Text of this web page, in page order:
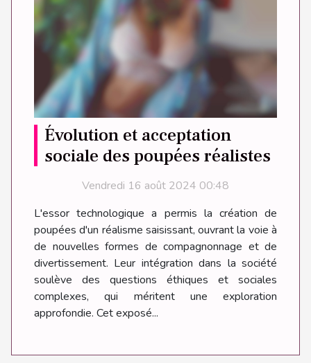
Évolution et acceptation
sociale des poupées réalistes
Vendredi 16 août 2024 00:48
L'essor technologique a permis la création de
poupées d'un réalisme saisissant, ouvrant la voie à
de nouvelles formes de compagnonnage et de
divertissement. Leur intégration dans la société
soulève des questions éthiques et sociales
complexes, qui méritent une exploration
approfondie. Cet exposé...